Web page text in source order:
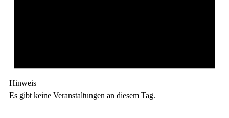
Hinweis
Es gibt keine Veranstaltungen an diesem Tag.